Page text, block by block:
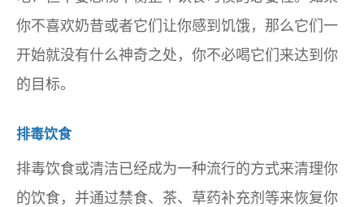
你不喜欢奶昔或者它们让你感到饥饿，那么它们一
开始就没有什么神奇之处，你不必喝它们来达到你
的目标。
排毒饮食
排毒饮食或清洁已经成为一种流行的方式来清理你
的饮食，并通过禁食、茶、草药补充剂等来恢复你